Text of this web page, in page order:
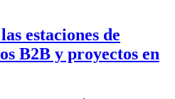
estaciones de
B2B y proyectos en